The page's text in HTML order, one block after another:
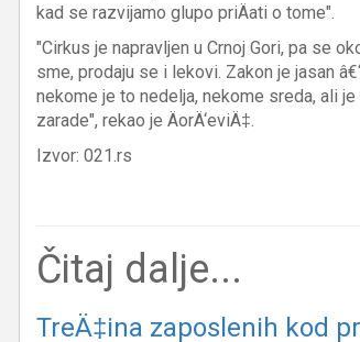
kad se razvijamo glupo priÄati o tome".
"Cirkus je napravljen u Crnoj Gori, pa se
sme, prodaju se i lekovi. Zakon je jasan
nekome je to nedelja, nekome sreda, ali
zarade", rekao je ÄorÄ‘eviÄ‡.
Izvor: 021.rs
Čitaj dalje...
TreÄ‡ina zaposlenih kod